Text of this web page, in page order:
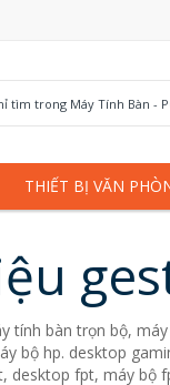
tìm trong Máy Tính Bàn -
THIẾT BỊ VĂN
tính bàn trọn bộ,
bộ hp. desktop
desktop fpt, máy bộ